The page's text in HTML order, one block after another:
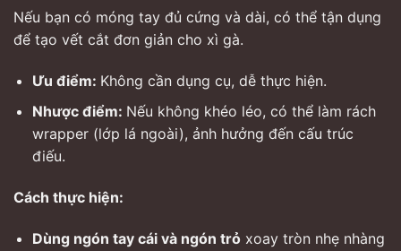
Nếu bạn có móng tay đủ cứng và dài, có thể tận dụng
để tạo vết cắt đơn giản cho xì gà.
Ưu điểm: Không cần dụng cụ, dễ thực hiện.
Nhược điểm: Nếu không khéo léo, có thể làm rách
wrapper (lớp lá ngoài), ảnh hưởng đến cấu trúc
điếu.
Cách thực hiện:
Dùng ngón tay cái và ngón trỏxoay tròn nhẹ nhàng